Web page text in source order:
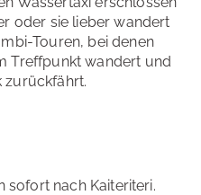
oder sie lieber wandert
Touren, bei denen
Treffpunkt wandert und
zurückfährt.
sofort nach Kaiteriteri.